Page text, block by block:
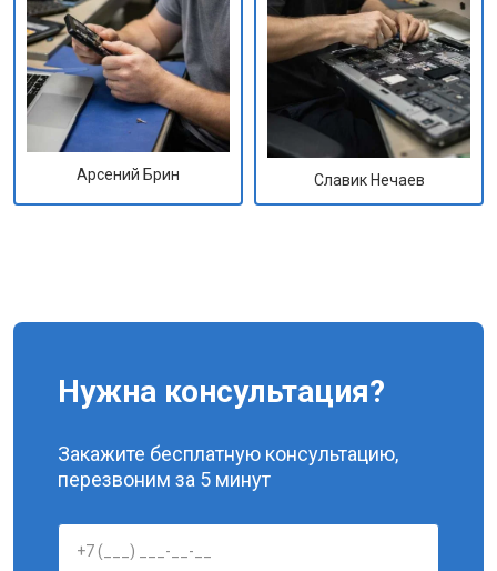
Арсений Брин Славик Нечаев
Нужна консультация?
Закажите бесплатную консультацию,
перезвоним за 5 минут